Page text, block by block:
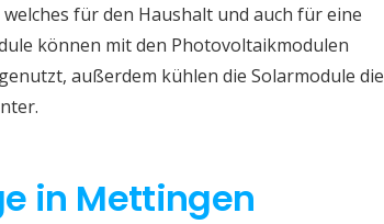
für den Haushalt und auch für eine
können mit den Photovoltaikmodulen
außerdem kühlen die Solarmodule die
in Mettingen